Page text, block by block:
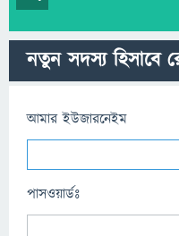
নতুন সদস্য হিসাবে
আমার ইউজারনেইম
পাসওয়ার্ডঃ